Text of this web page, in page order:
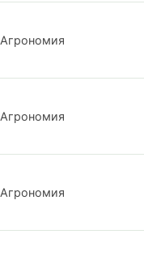
Агрономия
Агрономия
Агрономия